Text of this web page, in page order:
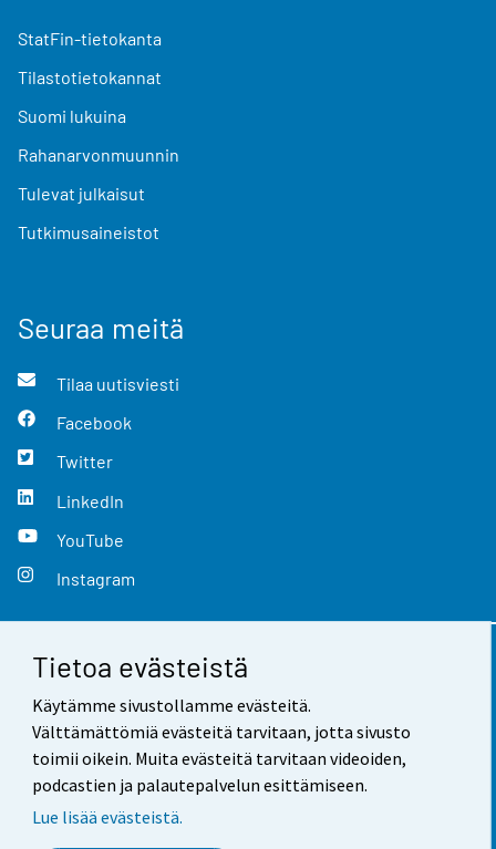
Tietoa evästeistä
Käytämme sivustollamme evästeitä.
Välttämättömiä evästeitä tarvitaan, jotta sivusto
toimii oikein. Muita evästeitä tarvitaan videoiden,
podcastien ja palautepalvelun esittämiseen.
Lue lisää evästeistä.
StatFin-tietokanta
Tilastotietokannat
Suomi lukuina
Rahanarvonmuunnin
Tulevat julkaisut
Tutkimusaineistot
Seuraa meitä
Tilaa uutisviesti
Facebook
Twitter
LinkedIn
YouTube
Instagram
Yhteystiedot
Palaute
Käyttöehdot